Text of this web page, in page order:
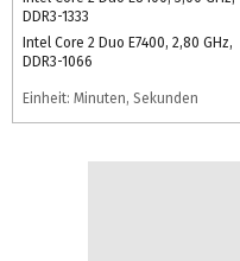
DDR3-1333
Intel Core 2 Duo E7400, 2,80 GHz,
DDR3-1066
Einheit: Minuten, Sekunden